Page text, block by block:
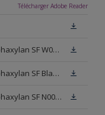
Télécharger Adobe Reader
Fiche de données de sécurité Alphaxylan SF W05 (SDS)
Fiche de données de sécurité Alphaxylan SF Blanc (SDS)
Fiche de données de sécurité Alphaxylan SF N00 (SDS)